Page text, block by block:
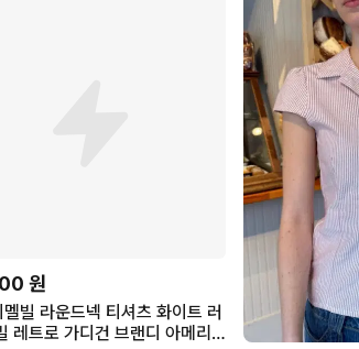
원
빌 라운드넥 티셔츠 화이트 러
레트로 가디건 브랜디 아메리